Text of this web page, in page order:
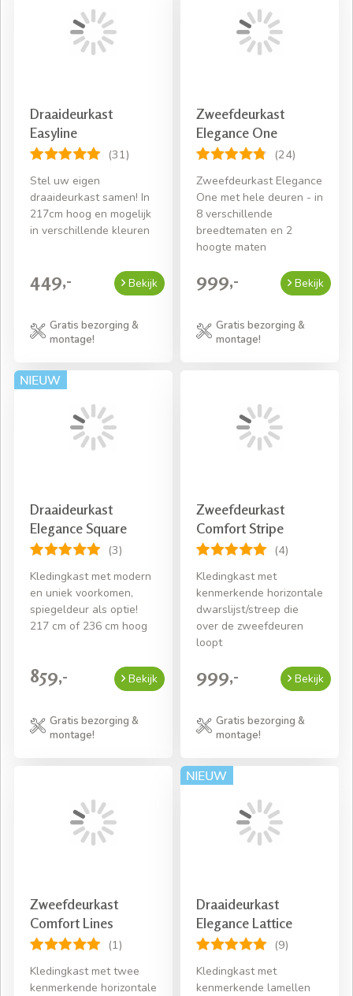
Draaideurkast
Easyline
(31)
Stel uw eigen
draaideurkast samen! In
217cm hoog en mogelijk
in verschillende kleuren
449,- Bekijk
Gratis bezorging &
montage!
Zweefdeurkast
Elegance One
(24)
Zweefdeurkast Elegance
One met hele deuren - in
8 verschillende
breedtematen en 2
hoogte maten
999,- Bekijk
Gratis bezorging &
montage!
Draaideurkast
Elegance Square
(3)
Kledingkast met modern
en uniek voorkomen,
spiegeldeur als optie!
217 cm of 236 cm hoog
859,- Bekijk
Gratis bezorging &
montage!
Zweefdeurkast
Comfort Stripe
(4)
Kledingkast met
kenmerkende horizontale
dwarslijst/streep die
over de zweefdeuren
loopt
999,- Bekijk
Gratis bezorging &
montage!
Zweefdeurkast
Comfort Lines
(1)
Kledingkast met twee
kenmerkende horizontale
Draaideurkast
Elegance Lattice
(9)
Kledingkast met
kenmerkende lamellen